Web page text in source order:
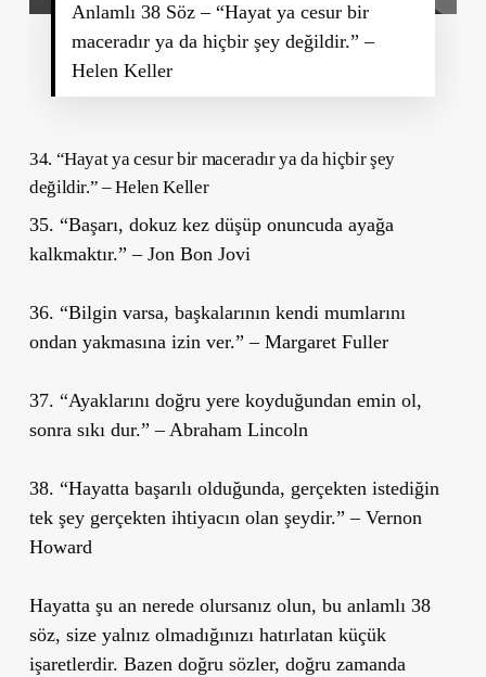
Anlamlı 38 Söz – “Hayat ya cesur bir
maceradır ya da hiçbir şey değildir.” –
Helen Keller
34. “Hayat ya cesur bir maceradır ya da hiçbir şey
değildir.” – Helen Keller
35. “Başarı, dokuz kez düşüp onuncuda ayağa
kalkmaktır.” – Jon Bon Jovi
36. “Bilgin varsa, başkalarının kendi mumlarını
ondan yakmasına izin ver.” – Margaret Fuller
37. “Ayaklarını doğru yere koyduğundan emin ol,
sonra sıkı dur.” – Abraham Lincoln
38. “Hayatta başarılı olduğunda, gerçekten istediğin
tek şey gerçekten ihtiyacın olan şeydir.” – Vernon
Howard
Hayatta şu an nerede olursanız olun, bu anlamlı 38
söz, size yalnız olmadığınızı hatırlatan küçük
işaretlerdir. Bazen doğru sözler, doğru zamanda